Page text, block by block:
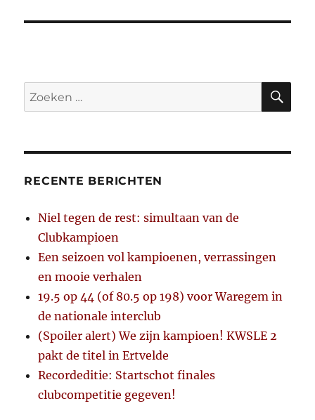
Zoeken
naar:
RECENTE BERICHTEN
Niel tegen de rest: simultaan van de
Clubkampioen
Een seizoen vol kampioenen, verrassingen
en mooie verhalen
19.5 op 44 (of 80.5 op 198) voor Waregem in
de nationale interclub
(Spoiler alert) We zijn kampioen! KWSLE 2
pakt de titel in Ertvelde
Recordeditie: Startschot finales
clubcompetitie gegeven!